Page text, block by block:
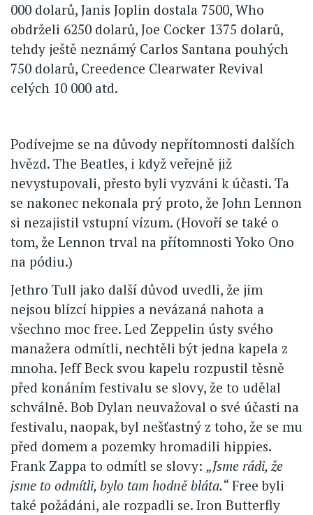
000 dolarů, Janis Joplin dostala 7500, Who
obdrželi 6250 dolarů, Joe Cocker 1375 dolarů,
tehdy ještě neznámý Carlos Santana pouhých
750 dolarů, Creedence Clearwater Revival
celých 10 000 atd.
Podívejme se na důvody nepřítomnosti dalších
hvězd. The Beatles, i když veřejně již
nevystupovali, přesto byli vyzváni k účasti. Ta
se nakonec nekonala prý proto, že John Lennon
si nezajistil vstupní vízum. (Hovoří se také o
tom, že Lennon trval na přítomnosti Yoko Ono
na pódiu.)
Jethro Tull jako další důvod uvedli, že jim
nejsou blízcí hippies a nevázaná nahota a
všechno moc free. Led Zeppelin ústy svého
manažera odmítli, nechtěli být jedna kapela z
mnoha. Jeff Beck svou kapelu rozpustil těsně
před konáním festivalu se slovy, že to udělal
schválně. Bob Dylan neuvažoval o své účasti na
festivalu, naopak, byl nešťastný z toho, že se mu
před domem a pozemky hromadili hippies.
Frank Zappa to odmítl se slovy: „Jsme rádi, že
jsme to odmítli, bylo tam hodně bláta.“Free byli
také požádáni, ale rozpadli se. Iron Butterfly